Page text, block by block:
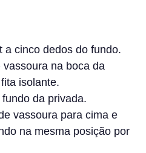
a cinco dedos do fundo.
na boca da
isolante.
da privada.
vassoura para cima e
na mesma posição por